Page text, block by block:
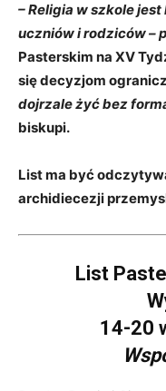
– Religia w szkole
uczniów i rodziców – p
Pasterskim na XV
się decyzjom
dojrzale żyć bez
biskupi.
List ma być
archidiecezji
List
14-20